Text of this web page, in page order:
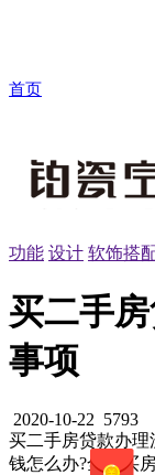
首页
功能 设计 软饰搭
买二手
事项
2020-10-22 5793
买二手房贷款办
钱怎么办?全款买